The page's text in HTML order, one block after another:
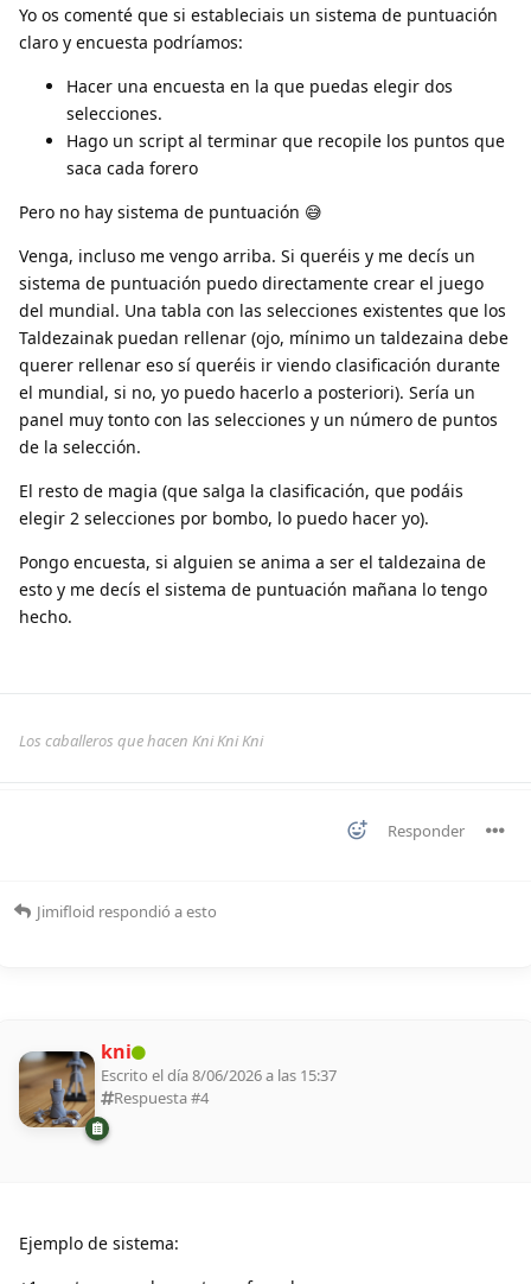
Yo os comenté que si estableciais un sistema de puntuación
claro y encuesta podríamos:
Hacer una encuesta en la que puedas elegir dos
selecciones.
Hago un script al terminar que recopile los puntos que
saca cada forero
Pero no hay sistema de puntuación 😅
Venga, incluso me vengo arriba. Si queréis y me decís un
sistema de puntuación puedo directamente crear el juego
del mundial. Una tabla con las selecciones existentes que los
Taldezainak puedan rellenar (ojo, mínimo un taldezaina debe
querer rellenar eso sí queréis ir viendo clasificación durante
el mundial, si no, yo puedo hacerlo a posteriori). Sería un
panel muy tonto con las selecciones y un número de puntos
de la selección.
El resto de magia (que salga la clasificación, que podáis
elegir 2 selecciones por bombo, lo puedo hacer yo).
Pongo encuesta, si alguien se anima a ser el taldezaina de
esto y me decís el sistema de puntuación mañana lo tengo
hecho.
Los caballeros que hacen Kni Kni Kni
Responder
Jimifloid respondió a esto
kni
Escrito el día 8/06/2026 a las 15:37
Respuesta #4
Ejemplo de sistema: